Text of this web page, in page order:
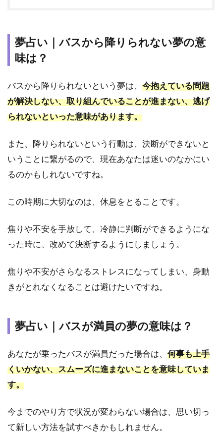
夢占い｜バスから降りられない夢の意
味は？
バスから降りられないという夢は、 今抱えている問題
が解決しない、取り組んでいることが進まない、逃げ
られないといった意味があります。
また、降りられないという行動は、決断ができないと
いうことに繋がるので、現在あなたは迷いのなかにい
るのかもしれないですね。
この時期に大切なのは、休息をとることです。
焦りや不安を手放して、冷静に判断ができるようにな
った時に、改めて決断するようにしましょう。
焦りや不安がさらなるストレスになってしまい、身動
きがとれなくなることは避けたいですね。
夢占い｜バスが満員の夢の意味は？
あなたが乗ったバスが満員だった場合は、 何事も上手
くいかない、スムーズに進まないことを意味していま
す。
今までのやり方で状況が変わらない場合は、思い切っ
て新しい方法を試すべきかもしれません。